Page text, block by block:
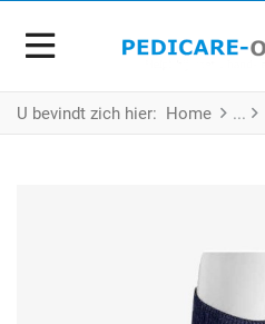
U bevindt zich hier: Home